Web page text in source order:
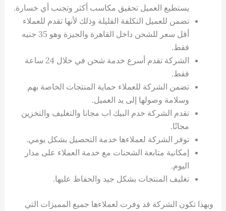
يستطيع العميل تحقيق مكاسب أكثر وتجنب أي خسارة.
تضمن للعميل التكلفة القليلة وذلك لأنها تقدم للعملاء
أقل سعر للشحن داخل القاهرة والجيزة وهو 35 جنيه
فقط.
الشركة تقدم أسرع خدمة شحن في خلال 24 ساعة
فقط.
تضمن الشركة للعملاء حماية المنتجات الخاصة بهم
وسلامة وصولها إلى يد العميل.
تقدم الشركة خدم البيك اب مجانا والتغليف والتخزين
مجانًا.
توفر الشركة لعملاءها خدمة التحصيل بشكل يومي.
إمكانية متابعة الشحنات مع خدمة العملاء على مدار
اليوم.
تغليف المنتجات بشكل جيد والحفاظ عليها.
وبهذا تكون الشركة قد وفرت لعملاءها جميع المميزات التي